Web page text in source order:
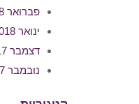
פברואר 2018
ינואר 2018
דצמבר 2017
נובמבר 2017